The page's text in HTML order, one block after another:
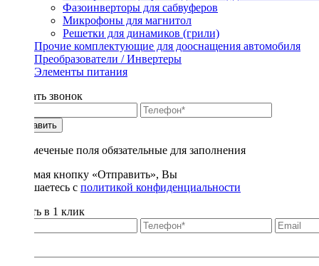
Фазоинверторы для сабвуферов
Микрофоны для магнитол
Решетки для динамиков (грили)
Прочие комплектующие для дооснащения автомобиля
Преобразователи / Инвертеры
Элементы питания
Заказать звонок
Отправить
* - отмеченые поля обязательные для заполнения
Нажимая кнопку «Отправить», Вы
соглашаетесь с политикой конфиденциальности
Купить в 1 клик